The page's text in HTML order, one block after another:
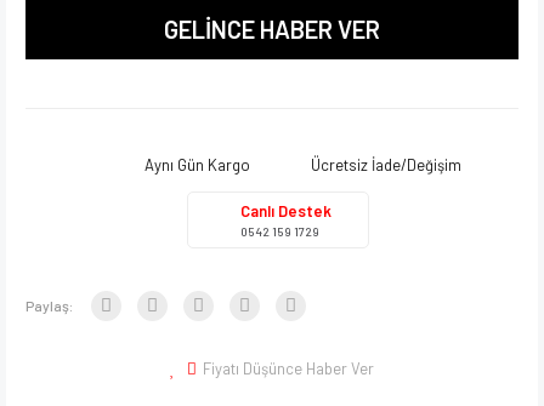
GELİNCE HABER VER
Aynı Gün Kargo Ücretsiz İade/Değişim
Canlı Destek
0542 159 1729
Paylaş:
Fiyatı Düşünce Haber Ver